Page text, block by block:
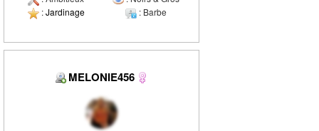
:Jardinage
: Barbe
MELONIE456